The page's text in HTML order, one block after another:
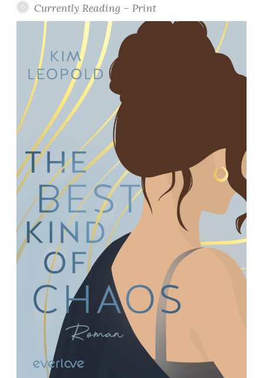
Currently Reading – Print